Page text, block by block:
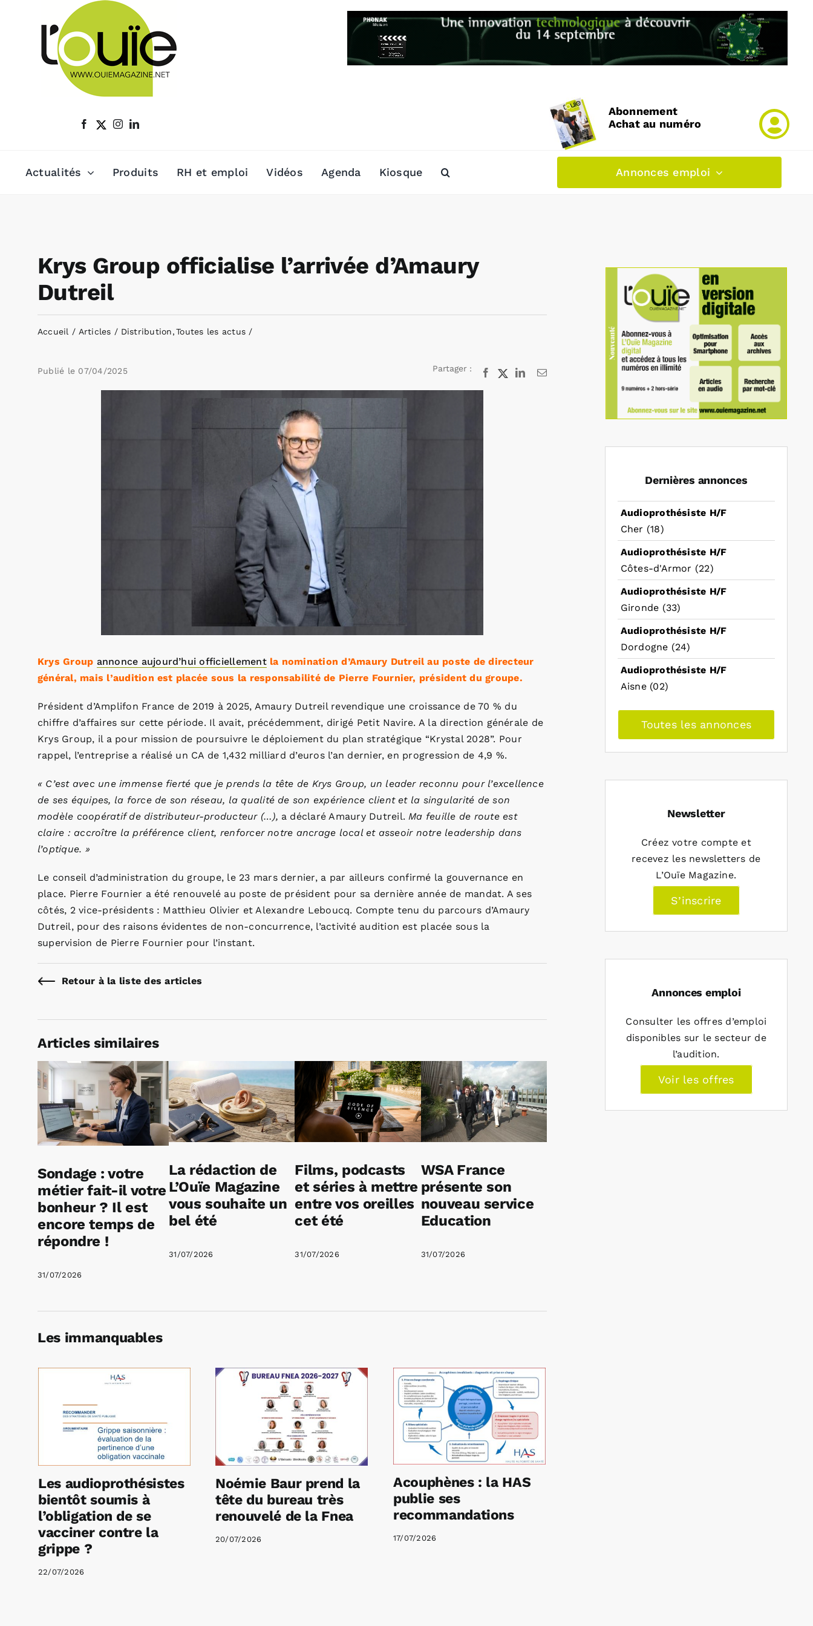
Abonnement
Achat au numéro
Actualités Produits RH et emploi Vidéos Agenda Kiosque Annonces emploi
Krys Group officialise l’arrivée d’Amaury
Dutreil
Accueil Articles Distribution Toutes les actus
Publié le 07/04/2025 Partager : Facebook
X LinkedInEmail
Krys Group annonce aujourd’hui officiellementla nomination d’Amaury Dutreil au poste de directeur
général, mais l’audition est placée sous la responsabilité de Pierre Fournier, président du groupe.
Président d’Amplifon France de 2019 à 2025, Amaury Dutreil revendique une croissance de 70 % du
chiffre d’affaires sur cette période. Il avait, précédemment, dirigé Petit Navire. A la direction générale de
Krys Group, il a pour mission de poursuivre le déploiement du plan stratégique “Krystal 2028”. Pour
rappel, l’entreprise a réalisé un CA de 1,432 milliard d’euros l’an dernier, en progression de 4,9 %.
« C’est avec une immense fierté que je prends la tête de Krys Group, un leader reconnu pour l’excellence
de ses équipes, la force de son réseau, la qualité de son expérience client et la singularité de son
modèle coopératif de distributeur-producteur (…), a déclaré Amaury Dutreil.Ma feuille de route est
claire : accroître la préférence client, renforcer notre ancrage local et asseoir notre leadership dans
l’optique. »
Le conseil d’administration du groupe, le 23 mars dernier, a par ailleurs confirmé la gouvernance en
place. Pierre Fournier a été renouvelé au poste de président pour sa dernière année de mandat. A ses
côtés, 2 vice-présidents : Matthieu Olivier et Alexandre Leboucq. Compte tenu du parcours d’Amaury
Dutreil, pour des raisons évidentes de non-concurrence, l’activité audition est placée sous la
supervision de Pierre Fournier pour l’instant.
Retour à la liste des articles
Articles similaires
Sondage : votre
métier fait-il votre
bonheur ? Il est
encore temps de
répondre !
31/07/2026
La rédaction de
L’Ouïe Magazine
vous souhaite un
bel été
31/07/2026
Films, podcasts
et séries à mettre
entre vos oreilles
cet été
31/07/2026
WSA France
présente son
nouveau service
Education
31/07/2026
Les immanquables
Les audioprothésistes
bientôt soumis à
l’obligation de se
vacciner contre la
grippe ?
22/07/2026
Noémie Baur prend la
tête du bureau très
renouvelé de la Fnea
20/07/2026
Acouphènes : la HAS
publie ses
recommandations
17/07/2026
Dernières annonces
Audioprothésiste H/F
Cher (18)
Audioprothésiste H/F
Côtes-d'Armor (22)
Audioprothésiste H/F
Gironde (33)
Audioprothésiste H/F
Dordogne (24)
Audioprothésiste H/F
Aisne (02)
Toutes les annonces
Newsletter
Créez votre compte et
recevez les newsletters de
L’Ouïe Magazine.
S’inscrire
Annonces emploi
Consulter les offres d’emploi
disponibles sur le secteur de
l’audition.
Voir les offres